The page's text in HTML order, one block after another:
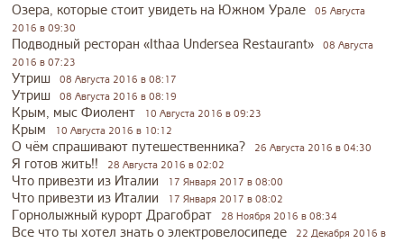
Озера, которые стоит увидеть на Южном Урале
05 Августа
2016 в 09:30
Подводный ресторан «Ithaa Undersea Restaurant»
08 Августа
2016 в 07:23
Утриш 08 Августа 2016 в 08:17
Утриш 08 Августа 2016 в 08:19
Крым, мыс Фиолент 10 Августа 2016 в 09:23
Крым 10 Августа 2016 в 10:12
О чём спрашивают путешественника? 26 Августа 2016 в 04:30
Я готов жить!! 28 Августа 2016 в 02:02
Что привезти из Италии 17 Января 2017 в 08:00
Что привезти из Италии 17 Января 2017 в 08:02
Горнолыжный курорт Драгобрат 28 Ноября 2016 в 08:34
Все что ты хотел знать о электровелосипеде
22 Декабря 2016 в